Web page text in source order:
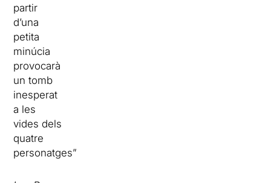
partir
d’una
petita
minúcia
provocarà
un tomb
inesperat
a les
vides dels
quatre
personatges”.